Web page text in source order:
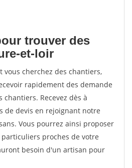
trouver des
et-loir
vous cherchez des chantiers,
rapidement des demande
Recevez dès à
de devis en rejoignant notre
Vous pourrez ainsi proposer
particuliers proches de votre
besoin d'un artisan pour